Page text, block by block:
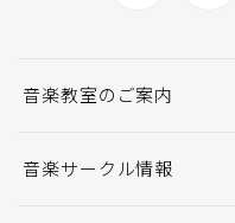
音楽教室のご案内
音楽サークル情報